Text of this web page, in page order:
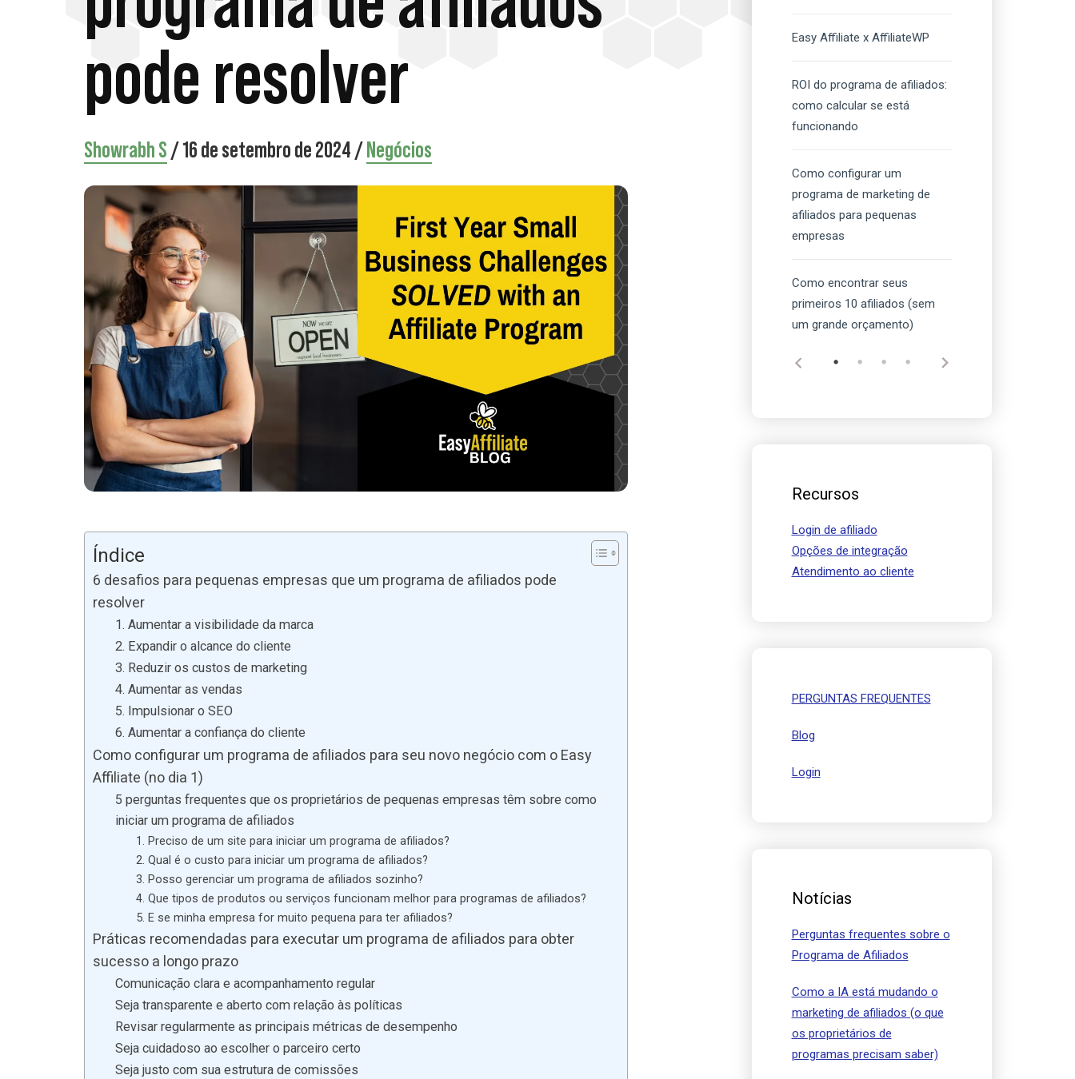
pode resolver
Showrabh S/16 de setembro de 2024/Negócios
Índice
6 desafios para pequenas empresas que um programa de afiliados pode
resolver
1. Aumentar a visibilidade da marca
2. Expandir o alcance do cliente
3. Reduzir os custos de marketing
4. Aumentar as vendas
5. Impulsionar o SEO
6. Aumentar a confiança do cliente
Como configurar um programa de afiliados para seu novo negócio com o Easy
Affiliate (no dia 1)
5 perguntas frequentes que os proprietários de pequenas empresas têm sobre como
iniciar um programa de afiliados
1. Preciso de um site para iniciar um programa de afiliados?
2. Qual é o custo para iniciar um programa de afiliados?
3. Posso gerenciar um programa de afiliados sozinho?
4. Que tipos de produtos ou serviços funcionam melhor para programas de afiliados?
5. E se minha empresa for muito pequena para ter afiliados?
Práticas recomendadas para executar um programa de afiliados para obter
sucesso a longo prazo
Comunicação clara e acompanhamento regular
Seja transparente e aberto com relação às políticas
Revisar regularmente as principais métricas de desempenho
Seja cuidadoso ao escolher o parceiro certo
Seja justo com sua estrutura de comissões
Easy Affiliate x AffiliateWP
ROI do programa de afiliados:
como calcular se está
funcionando
Como configurar um
programa de marketing de
afiliados para pequenas
empresas
Como encontrar seus
primeiros 10 afiliados (sem
um grande orçamento)
Recursos
Login de afiliado
Opções de integração
Atendimento ao cliente
PERGUNTAS FREQUENTES
Blog
Login
Notícias
Perguntas frequentes sobre o
Programa de Afiliados
Como a IA está mudando o
marketing de afiliados (o que
os proprietários de
programas precisam saber)